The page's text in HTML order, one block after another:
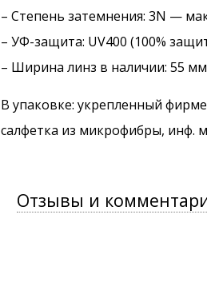
– Степень затемнения: 3N —
– УФ-защита: UV400 (100%
– Ширина линз в наличии: 55
В упаковке: укрепленный
салфетка из микрофибры, инф.
Отзывы и